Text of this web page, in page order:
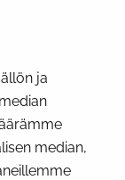
ja
median,